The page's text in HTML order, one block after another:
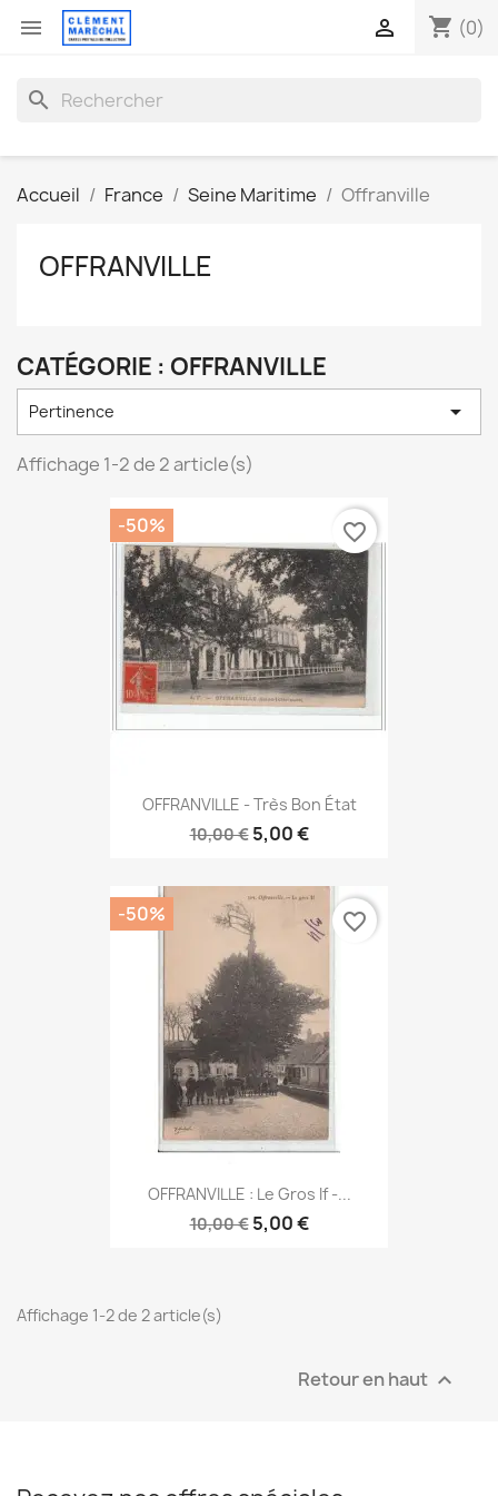
 shopping_cart (0)

search
Accueil France Seine Maritime Offranville
OFFRANVILLE
CATÉGORIE : OFFRANVILLE
Pertinence 
Affichage 1-2 de 2 article(s)
OFFRANVILLE - Très Bon État
10,00 € 5,00 €
-50% favorite_border
OFFRANVILLE : Le Gros If -...
10,00 € 5,00 €
-50% favorite_border
Affichage 1-2 de 2 article(s)
Retour en haut 